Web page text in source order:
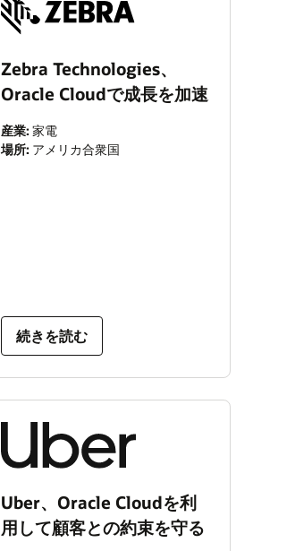
Zebra Technologies、
Oracle Cloudで成長を加速
産業: 家電
場所: アメリカ合衆国
続きを読む
Uber、Oracle Cloudを利
用して顧客との約束を守る